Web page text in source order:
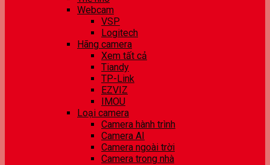
Webcam
VSP
Logitech
Hãng camera
Xem tất cả
Tiandy
TP-Link
EZVIZ
IMOU
Loại camera
Camera hành trình
Camera AI
Camera ngoài trời
Camera trong nhà